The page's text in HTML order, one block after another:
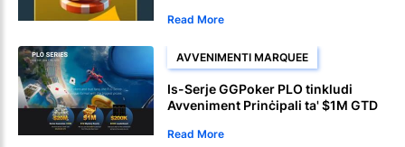
Read More
AVVENIMENTI MARQUEE
Is-Serje GGPoker PLO tinkludi
Avveniment Prinċipali ta' $1M GTD
Read More